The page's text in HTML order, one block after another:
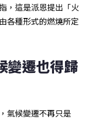
，這是派恩提出「火
各種形式的燃燒所定
變遷也得歸
氣候變遷不再只是